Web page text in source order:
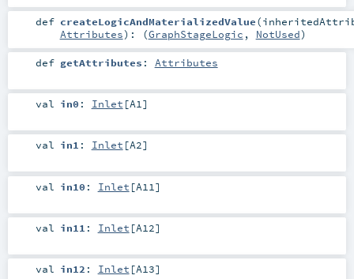
def createLogicAndMaterializedValue(
Attributes) : (GraphStageLogic , NotUsed)
def getAttributes : Attributes
val in0 : Inlet [A1]
val in1 : Inlet [A2]
val in10 : Inlet [A11 ]
val in11 : Inlet [A12]
val in12 : Inlet [A13]